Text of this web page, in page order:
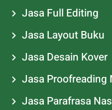
Jasa Full Editing
Jasa Layout Buku
Jasa Desain Kover
Jasa Proofreading
Jasa Parafrasa